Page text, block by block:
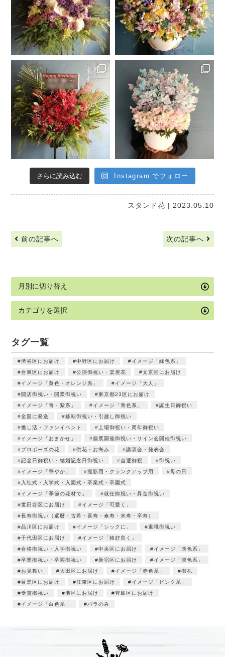
さらに読み込む Instagram でフォロー
スタンド花 | 2023.05.10
前の記事へ 次の記事へ
タグ一覧
渋谷区にお届け 中野区にお届け
イメージ「緑色系」
台東区にお届け
公演御祝い・楽屋花
文京区にお届け
イメージ「黄色・オレンジ系」
イメージ「大人」
開店御祝い・開業御祝い
東京都23区にお届け
イメージ「青・紫系」
イメージ「青色系」
誕生日御祝い
全国に発送
移転御祝い・引越し御祝い
推し活・ファンイベント
上場御祝い・周年御祝い
イメージ「おまかせ」
個展開催御祝い・サイン会開催御祝い
プロポーズの花
供花・お悔み
講演会・発表会
記念日御祝い・結婚記念日御祝い
当選御祝
御祝い
イメージ「華やか」
撮影用・クランクアップ用
母の日
入社式・入学式・入園式・卒業式・卒園式
イメージ「季節の花材で」
就任御祝い・昇進御祝い
世田谷区にお届け
イメージ「可愛く」
長寿御祝い（還暦・古希・喜寿・傘寿・米寿・卒寿）
品川区にお届け
イメージ「シックに」
退職御祝い
千代田区にお届け
イメージ「格好良く」
合格御祝い・入学御祝い
中央区にお届け
イメージ「淡色系」
卒業御祝い・卒園御祝い
新宿区にお届け
イメージ「濃色系」
お見舞い
大田区にお届け イメージ「赤色系」
御礼
目黒区にお届け
江東区にお届け
イメージ「ピンク系」
受賞御祝い
港区にお届け
豊島区にお届け
イメージ「白色系」
バラのみ